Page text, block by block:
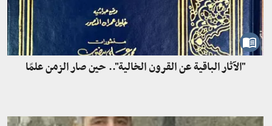
"الآثار الباقية عن القرون الخالية".. حين صار الزمن علمًا